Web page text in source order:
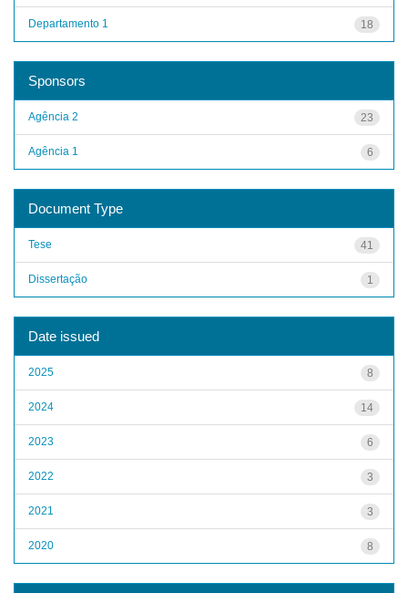
18
Departamento 1
Sponsors
23
Agência 2
6
Agência 1
Document Type
41
Tese
1
Dissertação
Date issued
8
2025
14
2024
6
2023
3
2022
3
2021
8
2020